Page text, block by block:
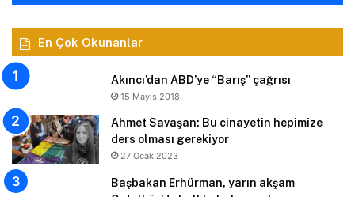
En Çok Okunanlar
Akıncı’dan ABD’ye “Barış” çağrısı
15 Mayıs 2018
Ahmet Savaşan: Bu cinayetin hepimize
ders olması gerekiyor
27 Ocak 2023
Başbakan Erhürman, yarın akşam